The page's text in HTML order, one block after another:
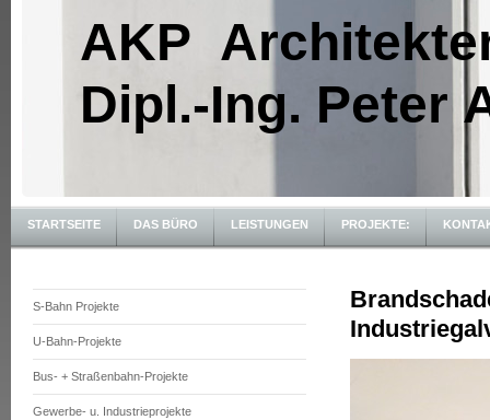
AKP
Dipl.-Ing. Peter
STARTSEITE DAS BÜRO LEISTUNGEN PROJEKTE:
S-Bahn Projekte
U-Bahn-Projekte
Bus- + Straßenbahn-Projekte
Gewerbe- u. Industrieprojekte